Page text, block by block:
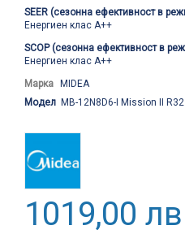
SEER (сезонна ефективност в
Енергиен клас А++
SCOP (сезонна ефективност в
Енергиен клас А++
Марка MIDEA
Модел MB-12N8D6-I Mission II R32
1019,00